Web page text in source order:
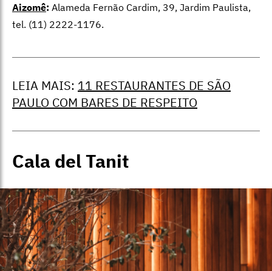
Aizomê: Alameda Fernão Cardim, 39, Jardim Paulista,
tel. (11) 2222-1176.
LEIA MAIS: 11 RESTAURANTES DE SÃO
PAULO COM BARES DE RESPEITO
Cala del Tanit